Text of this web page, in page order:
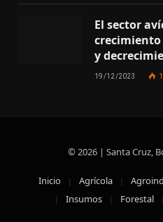
El sector
y
19/12/2023
© 2026 | Santa Cruz,
Inicio Agrícola
Insumos
Forestal